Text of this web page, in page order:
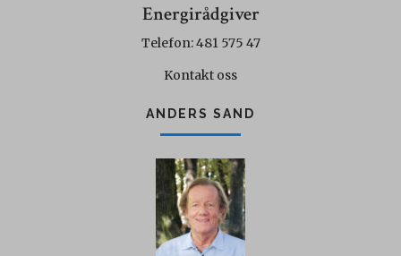
Energirådgiver
Telefon: 481 575 47
Kontakt oss
ANDERS SAND